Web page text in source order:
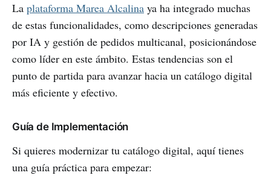
La plataforma Marea Alcalina ya ha integrado muchas
de estas funcionalidades, como descripciones generadas
por IA y gestión de pedidos multicanal, posicionándose
como líder en este ámbito. Estas tendencias son el
punto de partida para avanzar hacia un catálogo digital
más eficiente y efectivo.
Guía de Implementación
Si quieres modernizar tu catálogo digital, aquí tienes
una guía práctica para empezar: